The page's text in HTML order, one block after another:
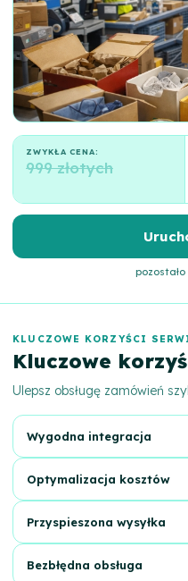
ZWYKŁA CENA:
999 złotych
pozostało
KLUCZOWE KORZYŚCI
Kluczowe
Ulepsz obsługę zamówień
Wygodna integracja
Optymalizacja kosztów
Przyspieszona wysyłka
Bezbłędna obsługa